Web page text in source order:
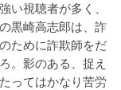
い視聴者が多く、
黒崎高志郎は、詐
ために詐欺師をだ
。影のある、捉え
ってはかなり苦労